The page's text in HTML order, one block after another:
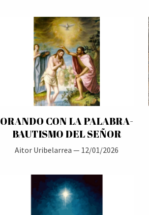
ORANDO CON LA PALABRA-
BAUTISMO DEL SEÑOR
Aitor Uribelarrea — 12/01/2026